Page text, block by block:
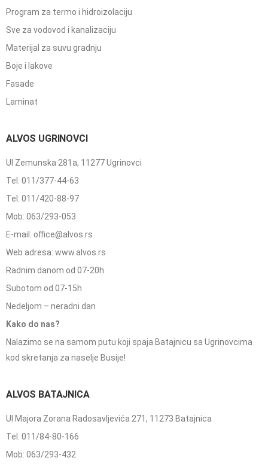
Program za termo i hidroizolaciju
Sve za vodovod i kanalizaciju
Materijal za suvu gradnju
Boje i lakove
Fasade
Laminat
ALVOS UGRINOVCI
Ul Zemunska 281a, 11277 Ugrinovci
Tel: 011/377-44-63
Tel: 011/420-88-97
Mob: 063/293-053
E-mail: office@alvos.rs
Web adresa: www.alvos.rs
Radnim danom od 07-20h
Subotom od 07-15h
Nedeljom – neradni dan
Kako do nas?
Nalazimo se na samom putu koji spaja Batajnicu sa Ugrinovcima
kod skretanja za naselje Busije!
ALVOS BATAJNICA
Ul Majora Zorana Radosavljevića 271, 11273 Batajnica
Tel: 011/84-80-166
Mob: 063/293-432